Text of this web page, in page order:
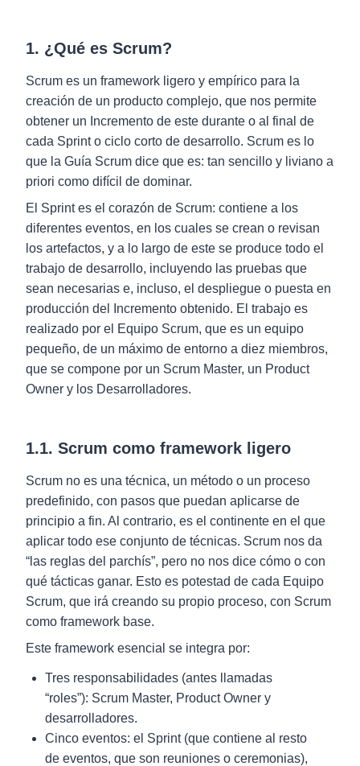
1. ¿Qué es Scrum?
Scrum es un framework ligero y empírico para la
creación de un producto complejo, que nos permite
obtener un Incremento de este durante o al final de
cada Sprint o ciclo corto de desarrollo. Scrum es lo
que la Guía Scrum dice que es: tan sencillo y liviano a
priori como difícil de dominar.
El Sprint es el corazón de Scrum: contiene a los
diferentes eventos, en los cuales se crean o revisan
los artefactos, y a lo largo de este se produce todo el
trabajo de desarrollo, incluyendo las pruebas que
sean necesarias e, incluso, el despliegue o puesta en
producción del Incremento obtenido. El trabajo es
realizado por el Equipo Scrum, que es un equipo
pequeño, de un máximo de entorno a diez miembros,
que se compone por un Scrum Master, un Product
Owner y los Desarrolladores.
1.1. Scrum como framework ligero
Scrum no es una técnica, un método o un proceso
predefinido, con pasos que puedan aplicarse de
principio a fin. Al contrario, es el continente en el que
aplicar todo ese conjunto de técnicas. Scrum nos da
“las reglas del parchís”, pero no nos dice cómo o con
qué tácticas ganar. Esto es potestad de cada Equipo
Scrum, que irá creando su propio proceso, con Scrum
como framework base.
Este framework esencial se integra por:
Tres responsabilidades (antes llamadas
“roles”): Scrum Master, Product Owner y
desarrolladores.
Cinco eventos: el Sprint (que contiene al resto
de eventos, que son reuniones o ceremonias),